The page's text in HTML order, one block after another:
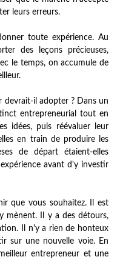
leurs erreurs.
toute expérience. Au
des leçons précieuses,
le temps, on accumule de
devrait-il adopter ? Dans un
entrepreneurial tout en
idées, puis réévaluer leur
en train de produire les
de départ étaient-elles
avant d'y investir
que vous souhaitez. Il est
mènent. Il y a des détours,
Il n'y a rien de honteux
sur une nouvelle voie. En
entrepreneur et une